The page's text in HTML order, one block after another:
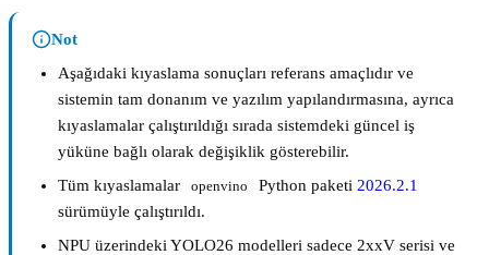
Not
Aşağıdaki kıyaslama sonuçları referans amaçlıdır ve
sistemin tam donanım ve yazılım yapılandırmasına, ayrıca
kıyaslamalar çalıştırıldığı sırada sistemdeki güncel iş
yüküne bağlı olarak değişiklik gösterebilir.
Tüm kıyaslamalar
openvino Python paketi 2026.2.1
sürümüyle çalıştırıldı.
NPU üzerindeki YOLO26 modelleri sadece 2xxV serisi ve